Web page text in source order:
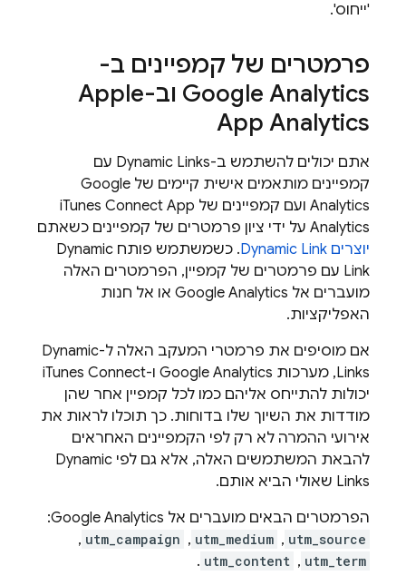
'ייחוס'.
פרמטרים של קמפיינים ב-
Google Analytics וב-Apple
App Analytics
אתם יכולים להשתמש ב-Dynamic Links עם
קמפיינים מותאמים אישית קיימים של Google
Analytics ועם קמפיינים של iTunes Connect App
Analytics על ידי ציון פרמטרים של קמפיינים כשאתם
יוצרים Dynamic Link. כשמשתמש פותח Dynamic
Link עם פרמטרים של קמפיין, הפרמטרים האלה
מועברים אל Google Analytics או אל חנות
האפליקציות.
אם מוסיפים את פרמטרי המעקב האלה ל-Dynamic
Links
, מערכות Google Analytics ו-iTunes Connect
יכולות להתייחס אליהם כמו לכל קמפיין אחר שהן
מודדות את השיוך שלו בדוחות. כך תוכלו לראות את
אירועי ההמרה לא רק לפי הקמפיינים האחראים
להבאת המשתמשים האלה, אלא גם לפי Dynamic
Links שאולי הביא אותם.
הפרמטרים הבאים מועברים אל Google Analytics: ‏
utm_source
,
utm_medium
,
utm_campaign
,
utm_term
,
utm_content
.